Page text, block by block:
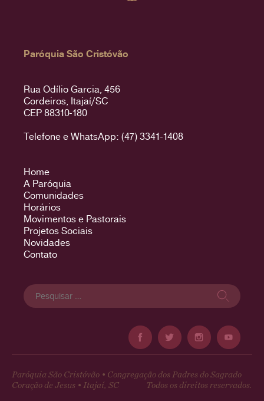
Paróquia São Cristóvão
Rua Odílio Garcia, 456
Cordeiros, Itajaí/SC
CEP 88310-180
Telefone e WhatsApp: (47) 3341-1408
Home
A Paróquia
Comunidades
Horários
Movimentos e Pastorais
Projetos Sociais
Novidades
Contato
Pesquisar
por:
Paróquia São Cristóvão • Congregação dos Padres do Sagrado
Coração de Jesus • Itajaí, SC
Todos os direitos reservados.